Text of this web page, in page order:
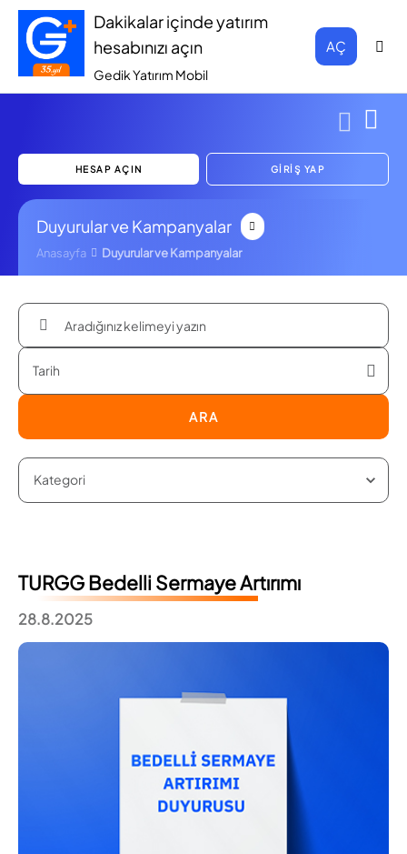
Dakikalar içinde yatırım
hesabınızı açın
Gedik Yatırım Mobil
AÇ
HESAP AÇIN GİRİŞ YAP
Duyurular ve Kampanyalar
Anasayfa Duyurular ve Kampanyalar
ARA
TURGG Bedelli Sermaye Artırımı
28.8.2025